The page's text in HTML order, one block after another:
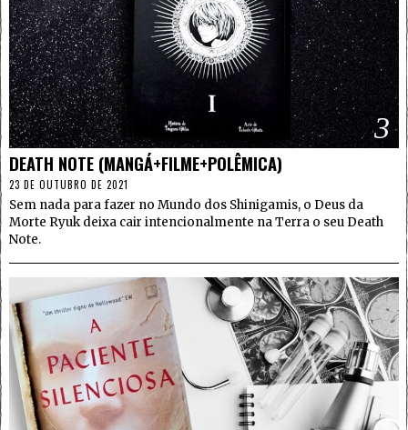
3
DEATH NOTE (MANGÁ+FILME+POLÊMICA)
23 DE OUTUBRO DE 2021
Sem nada para fazer no Mundo dos Shinigamis, o Deus da
Morte Ryuk deixa cair intencionalmente na Terra o seu Death
Note.